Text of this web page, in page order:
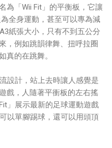
為「Wii Fit」的平衡板，它讓
全身運動，甚至可以專為減
紙張大小，只有不到五公分
，例如跳韻律舞、扭呼拉圈
真的在跳舞。
設計，站上去時讓人感覺是
戲，人隨著平衝板的左右搖
」展示最新的足球運動遊戲
以單腳踢球，還可以用頭頂